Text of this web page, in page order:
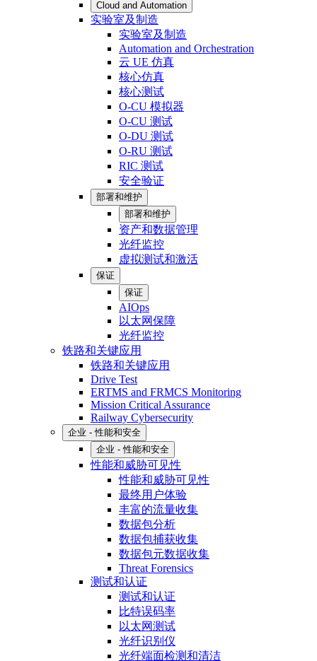
Cloud and Automation
实验室及制造
实验室及制造
Automation and Orchestration
云 UE 仿真
核心仿真
核心测试
O-CU 模拟器
O-CU 测试
O-DU 测试
O-RU 测试
RIC 测试
安全验证
部署和维护
部署和维护
资产和数据管理
光纤监控
虚拟测试和激活
保证
保证
AIOps
以太网保障
光纤监控
铁路和关键应用
铁路和关键应用
Drive Test
ERTMS and FRMCS Monitoring
Mission Critical Assurance
Railway Cybersecurity
企业 - 性能和安全
企业 - 性能和安全
性能和威胁可见性
性能和威胁可见性
最终用户体验
丰富的流量收集
数据包分析
数据包捕获收集
数据包元数据收集
Threat Forensics
测试和认证
测试和认证
比特误码率
以太网测试
光纤识别仪
光纤端面检测和清洁